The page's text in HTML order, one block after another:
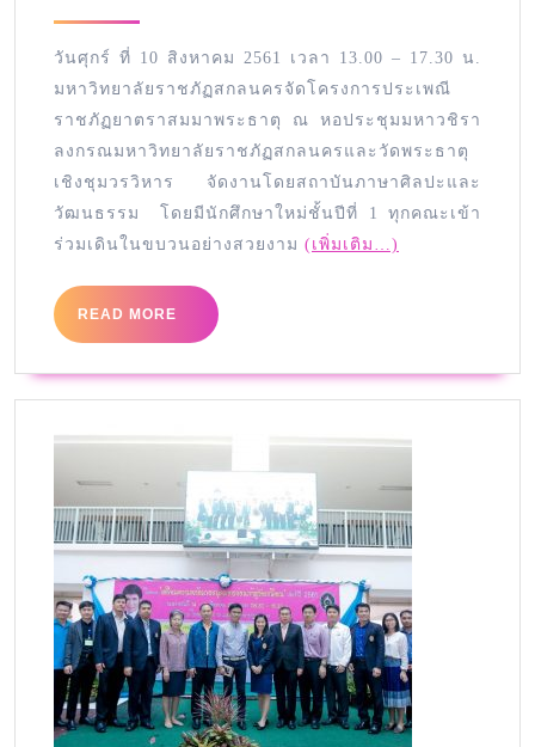
วันศุกร์ ที่ 10 สิงหาคม 2561 เวลา 13.00 – 17.30 น.
มหาวิทยาลัยราชภัฏสกลนครจัดโครงการประเพณี
ราชภัฏยาตราสมมาพระธาตุ ณ หอประชุมมหาวชิรา
ลงกรณมหาวิทยาลัยราชภัฏสกลนครและวัดพระธาตุ
เชิงชุมวรวิหาร จัดงานโดยสถาบันภาษาศิลปะและ
วัฒนธรรม โดยมีนักศึกษาใหม่ชั้นปีที่ 1 ทุกคณะเข้า
ร่วมเดินในขบวนอย่างสวยงาม (เพิ่มเติม…)
READ MORE